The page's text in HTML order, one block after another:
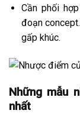
Cần phối
đoạn
gấp khúc.
Những mẫu
nhất